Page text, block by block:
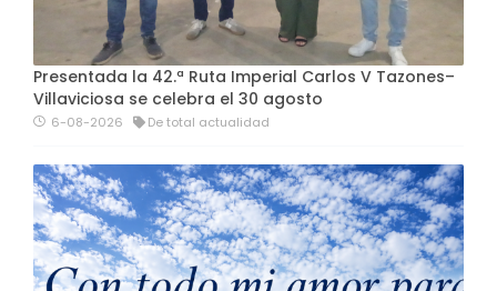
Presentada la 42.ª Ruta Imperial Carlos V Tazones–
Villaviciosa se celebra el 30 agosto
6-08-2026 De total actualidad